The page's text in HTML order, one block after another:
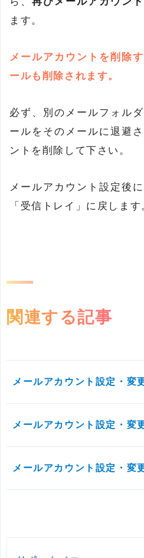
ます。
メールアカウントを削除
ールも削除されます。
必ず、別のメールフォル
ールをそのメールに退避
ントを削除して下さい。
メールアカウント設定後
「受信トレイ」に戻します
関連する記事
メールアカウント設定・変
メールアカウント設定・変
メールアカウント設定・